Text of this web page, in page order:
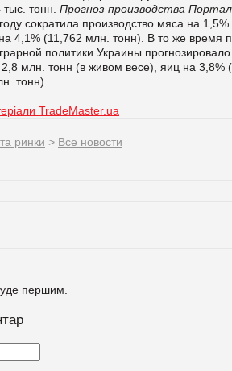
тонн. Прогноз производства Портал
сократила производство мяса на
4,1% (11,762 млн. тонн). В то же время
политики Украины
млн. тонн (в живом весе), яиц на
тонн).
TradeMaster.ua
ринки > Все новости
першим.